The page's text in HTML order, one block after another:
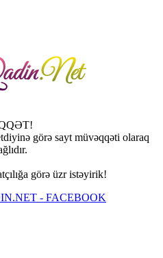
görə sayt müvəqqəti olaraq
görə üzr istəyirik!
- FACEBOOK